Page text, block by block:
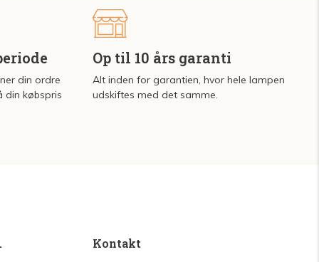
din ordre
din købspris
Op til 10 års garanti
Alt inden for garantien, hvor hele lampen
udskiftes med det samme.
Kontakt